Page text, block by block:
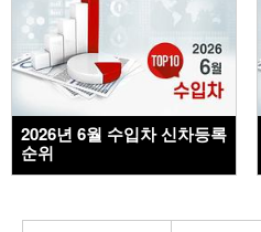
2026년 6월 수입차 신차등록
순위